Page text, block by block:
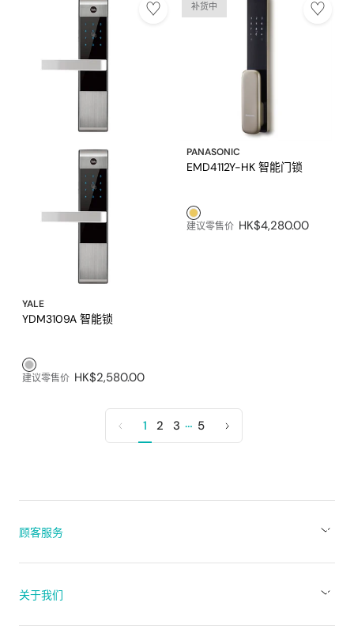
YALE
YDM3109A 智能锁
银色1
建议零售价 HK$2,580.00
补货中
PANASONIC
EMD4112Y-HK 智能门锁
金色1
建议零售价 HK$4,280.00
1 2 3 … 5
顾客服务
关于我们